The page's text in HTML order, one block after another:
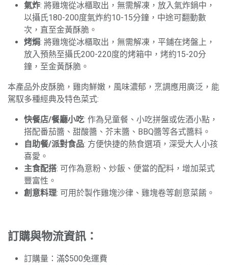
氣炸: 將雞塊從冰櫃取出，無需解凍，放入氣炸鍋中，
以攝氏180-200度氣炸約10-15分鐘，中途可翻動數
次，直至金黃酥脆。
烤焗: 將雞塊從冰櫃取出，無需解凍，平鋪在烤盤上，
放入預熱至攝氏200-220度的烤箱中，烤約15-20分
鐘，至金黃酥脆。
本產品外皮酥脆，雞肉鮮嫩，風味濃郁，烹調應用廣泛，能
駕馭多種經典及特色菜式:
快餐店/餐廳小吃: 作為兒童餐、小吃拼盤或佐酒小點，
搭配番茄醬、甜酸醬、芥末醬、BBQ醬等各式醬料。
自助餐/派對食品: 方便快捷的熱食選項，深受大人小孩
喜愛。
主食配搭: 可作為意粉、炒飯、便當的配料，增加菜式
豐富性。
創意料理: 可用於製作雞塊沙律、雞塊卷等創意菜餚。
訂購與物流資訊：
訂購量：滿$500免運費